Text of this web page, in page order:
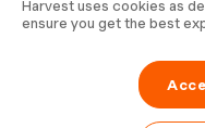
Unisciti a oltre
fatturano i clienti e
Harvest uses cookies as
ensure you get the best